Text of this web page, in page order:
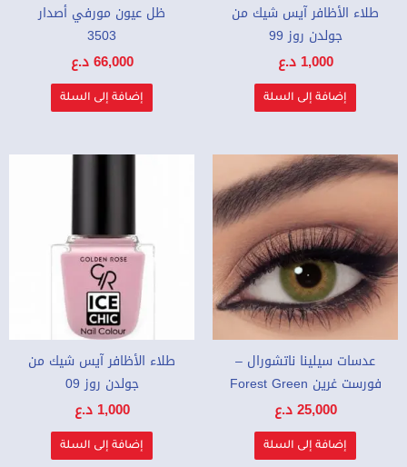
طلاء الأظافر آيس شيك من
جولدن روز 99
1,000 د.ع
إضافة إلى السلة
ظل عيون مورفي أصدار
3503
66,000د.ع
إضافة إلى السلة
عدسات سيلينا ناتشورال –
فورست غرين Forest Green
25,000د.ع
إضافة إلى السلة
طلاء الأظافر آيس شيك من
جولدن روز 09
1,000 د.ع
إضافة إلى السلة